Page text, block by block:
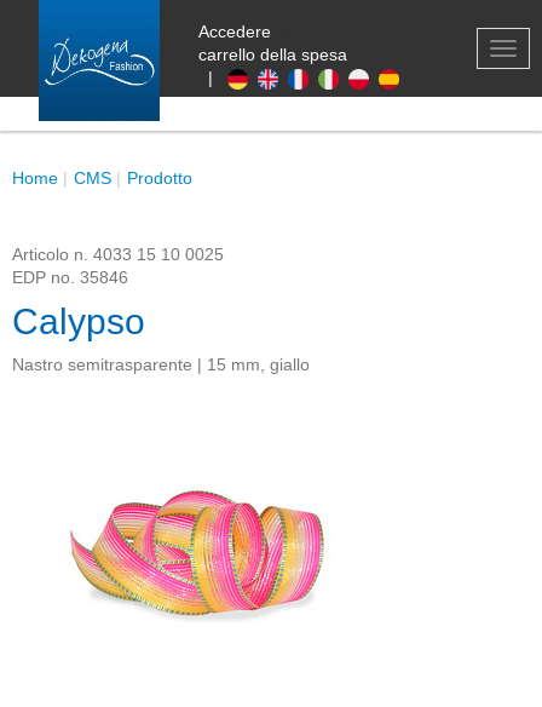
Accedere
carrello della spesa
|
Home CMS Prodotto
Articolo n. 4033 15 10 0025
EDP no. 35846
Calypso
Nastro semitrasparente | 15 mm, giallo